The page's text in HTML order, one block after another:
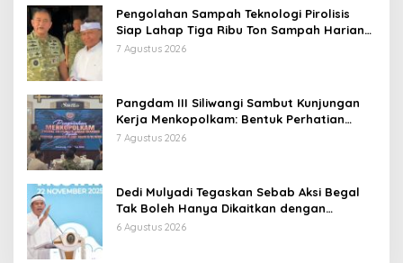
Pengolahan Sampah Teknologi Pirolisis
Siap Lahap Tiga Ribu Ton Sampah Harian
Jawa Barat
7 Agustus 2026
Pangdam III Siliwangi Sambut Kunjungan
Kerja Menkopolkam: Bentuk Perhatian
Pemerintah
7 Agustus 2026
Dedi Mulyadi Tegaskan Sebab Aksi Begal
Tak Boleh Hanya Dikaitkan dengan
Ekonomi
6 Agustus 2026